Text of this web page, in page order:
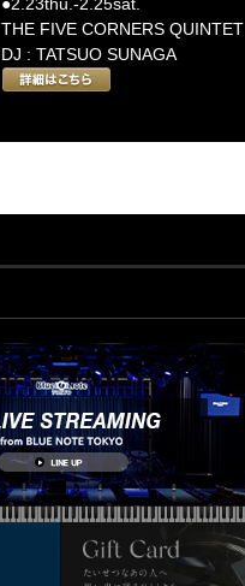
THE FIVE CORNERS QUINTET
DJ : TATSUO SUNAGA